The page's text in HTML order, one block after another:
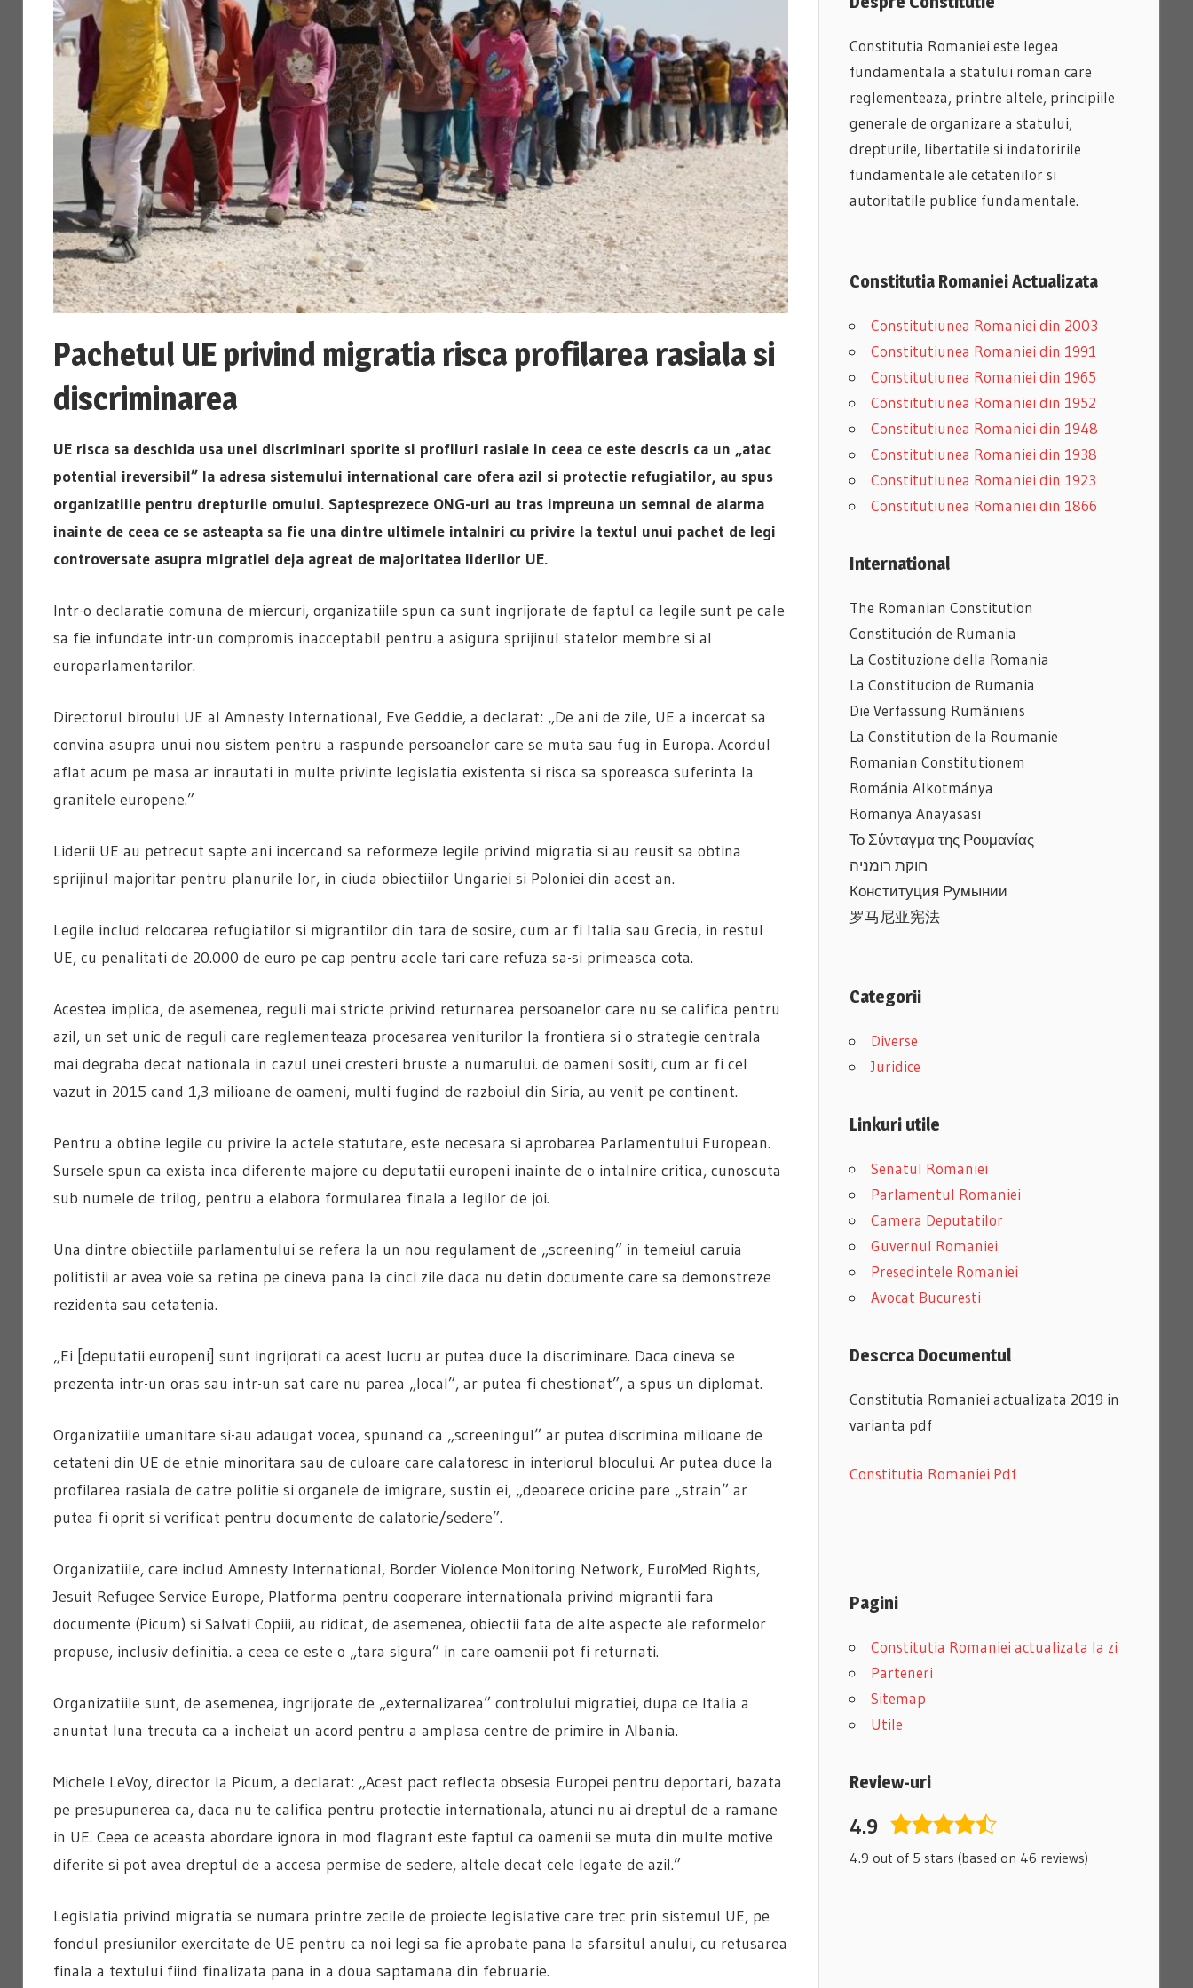
Pachetul UE privind migratia risca profilarea rasiala si
discriminarea
UE risca sa deschida usa unei discriminari sporite si profiluri rasiale in ceea ce este descris ca un „atac
potential ireversibil” la adresa sistemului international care ofera azil si protectie refugiatilor, au spus
organizatiile pentru drepturile omului. Saptesprezece ONG-uri au tras impreuna un semnal de alarma
inainte de ceea ce se asteapta sa fie una dintre ultimele intalniri cu privire la textul unui pachet de legi
controversate asupra migratiei deja agreat de majoritatea liderilor UE.
Intr-o declaratie comuna de miercuri, organizatiile spun ca sunt ingrijorate de faptul ca legile sunt pe cale
sa fie infundate intr-un compromis inacceptabil pentru a asigura sprijinul statelor membre si al
europarlamentarilor.
Directorul biroului UE al Amnesty International, Eve Geddie, a declarat: „De ani de zile, UE a incercat sa
convina asupra unui nou sistem pentru a raspunde persoanelor care se muta sau fug in Europa. Acordul
aflat acum pe masa ar inrautati in multe privinte legislatia existenta si risca sa sporeasca suferinta la
granitele europene.”
Liderii UE au petrecut sapte ani incercand sa reformeze legile privind migratia si au reusit sa obtina
sprijinul majoritar pentru planurile lor, in ciuda obiectiilor Ungariei si Poloniei din acest an.
Legile includ relocarea refugiatilor si migrantilor din tara de sosire, cum ar fi Italia sau Grecia, in restul
UE, cu penalitati de 20.000 de euro pe cap pentru acele tari care refuza sa-si primeasca cota.
Acestea implica, de asemenea, reguli mai stricte privind returnarea persoanelor care nu se califica pentru
azil, un set unic de reguli care reglementeaza procesarea veniturilor la frontiera si o strategie centrala
mai degraba decat nationala in cazul unei cresteri bruste a numarului. de oameni sositi, cum ar fi cel
vazut in 2015 cand 1,3 milioane de oameni, multi fugind de razboiul din Siria, au venit pe continent.
Pentru a obtine legile cu privire la actele statutare, este necesara si aprobarea Parlamentului European.
Sursele spun ca exista inca diferente majore cu deputatii europeni inainte de o intalnire critica, cunoscuta
sub numele de trilog, pentru a elabora formularea finala a legilor de joi.
Una dintre obiectiile parlamentului se refera la un nou regulament de „screening” in temeiul caruia
politistii ar avea voie sa retina pe cineva pana la cinci zile daca nu detin documente care sa demonstreze
rezidenta sau cetatenia.
„Ei [deputatii europeni] sunt ingrijorati ca acest lucru ar putea duce la discriminare. Daca cineva se
prezenta intr-un oras sau intr-un sat care nu parea „local”, ar putea fi chestionat”, a spus un diplomat.
Organizatiile umanitare si-au adaugat vocea, spunand ca „screeningul” ar putea discrimina milioane de
cetateni din UE de etnie minoritara sau de culoare care calatoresc in interiorul blocului. Ar putea duce la
profilarea rasiala de catre politie si organele de imigrare, sustin ei, „deoarece oricine pare „strain” ar
putea fi oprit si verificat pentru documente de calatorie/sedere”.
Organizatiile, care includ Amnesty International, Border Violence Monitoring Network, EuroMed Rights,
Jesuit Refugee Service Europe, Platforma pentru cooperare internationala privind migrantii fara
documente (Picum) si Salvati Copiii, au ridicat, de asemenea, obiectii fata de alte aspecte ale reformelor
propuse, inclusiv definitia. a ceea ce este o „tara sigura” in care oamenii pot fi returnati.
Organizatiile sunt, de asemenea, ingrijorate de „externalizarea” controlului migratiei, dupa ce Italia a
anuntat luna trecuta ca a incheiat un acord pentru a amplasa centre de primire in Albania.
Michele LeVoy, director la Picum, a declarat: „Acest pact reflecta obsesia Europei pentru deportari, bazata
pe presupunerea ca, daca nu te califica pentru protectie internationala, atunci nu ai dreptul de a ramane
in UE. Ceea ce aceasta abordare ignora in mod flagrant este faptul ca oamenii se muta din multe motive
diferite si pot avea dreptul de a accesa permise de sedere, altele decat cele legate de azil.”
Legislatia privind migratia se numara printre zecile de proiecte legislative care trec prin sistemul UE, pe
fondul presiunilor exercitate de UE pentru ca noi legi sa fie aprobate pana la sfarsitul anului, cu retusarea
finala a textului fiind finalizata pana in a doua saptamana din februarie.
Constitutia Romaniei este legea
fundamentala a statului roman care
reglementeaza, printre altele, principiile
generale de organizare a statului,
drepturile, libertatile si indatoririle
fundamentale ale cetatenilor si
autoritatile publice fundamentale.
Constitutia Romaniei Actualizata
Constitutiunea Romaniei din 2003
Constitutiunea Romaniei din 1991
Constitutiunea Romaniei din 1965
Constitutiunea Romaniei din 1952
Constitutiunea Romaniei din 1948
Constitutiunea Romaniei din 1938
Constitutiunea Romaniei din 1923
Constitutiunea Romaniei din 1866
International
The Romanian Constitution
Constitución de Rumania
La Costituzione della Romania
La Constitucion de Rumania
Die Verfassung Rumäniens
La Constitution de la Roumanie
Romanian Constitutionem
Románia Alkotmánya
Romanya Anayasası
Το Σύνταγμα της Ρουμανίας
חוקת רומניה
Конституция Румынии
罗马尼亚宪法
Categorii
Diverse
Juridice
Linkuri utile
Senatul Romaniei
Parlamentul Romaniei
Camera Deputatilor
Guvernul Romaniei
Presedintele Romaniei
Avocat Bucuresti
Descrca Documentul
Constitutia Romaniei actualizata 2019 in
varianta pdf
Constitutia Romaniei Pdf
Pagini
Constitutia Romaniei actualizata la zi
Parteneri
Sitemap
Utile
Review-uri
4.9
4,9
4.9 out of 5 stars (based on 46 reviews)